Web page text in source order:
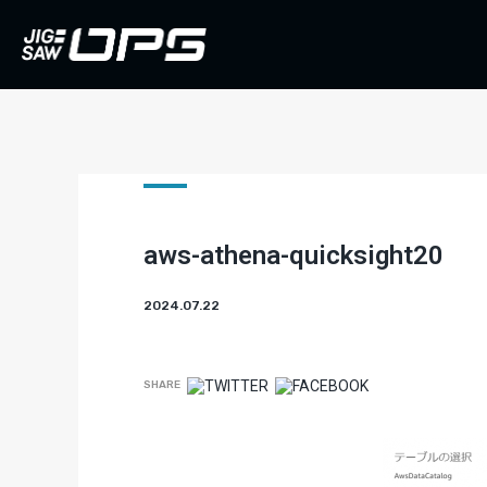
aws-athena-quicksight20
2024.07.22
SHARE